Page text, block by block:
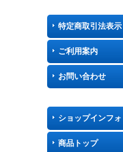
特定商取引法表示
ご利用案内
お問い合わせ
ショップインフォ
商品トップ